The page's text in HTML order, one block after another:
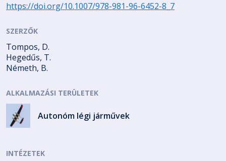
https://doi.org/10.1007/978-981-96-6452-8_7
SZERZŐK
Tompos, D.
Hegedűs, T.
Németh, B.
ALKALMAZÁSI TERÜLETEK
Autonóm légi járművek
INTÉZETEK